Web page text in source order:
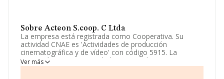
Sobre Acteon S.coop. C Ltda
La empresa está registrada como Cooperativa. Su
actividad CNAE es 'Actividades de producción
cinematográfica y de vídeo' con código 5915. La
compañía no tiene actividad en mercados exteriores.
Ver más